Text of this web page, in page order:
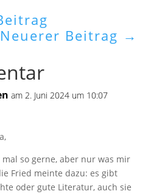
Neuerer Beitrag →
am 2. Juni 2024 um 10:07
so gerne, aber nur was mir
Fried meinte dazu: es gibt
oder gute Literatur, auch sie